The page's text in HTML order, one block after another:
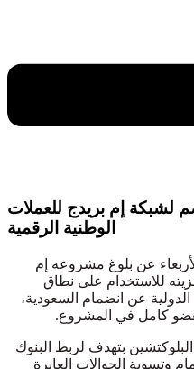
لشبكة إم بريدج للعملات
الوطنية الرقمية
عن بلوغ مشروعه إم
للاستخدام على نطاق
عن انضمام السعودية،
كامل في المشروع.
بتهدف لربط البنوك
وتسوية الحوالات العابرة